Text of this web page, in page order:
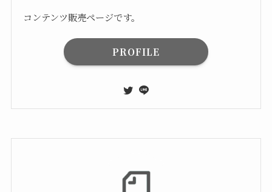
コンテンツ販売ページです。
PROFILE